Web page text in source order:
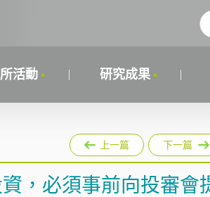
活動 研究成果
上一篇 下一篇
，必須事前向投審會